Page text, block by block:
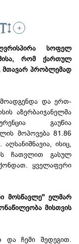
+
სოფელ
რომ ქართულ
მთავარ პრობლემად
და ერთ-
აზერბაიჯანელმა
გაუწია
მოპოვება 81.86
ისიც,
ჩათვლით გასულ
ყველაფერი
მოსწავლე'' ელმარ
მისთვის
და ჩემი შედეგით.